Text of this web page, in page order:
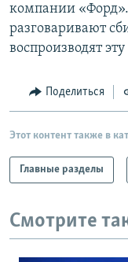
СИБИРЬ.РЕАЛИИ
РАСПИСАНИЕ
Все сайты РСЕ/
компании
разговаривают
воспроизводят
Поделиться
Этот контент также в
Главные разделы
Смотрите